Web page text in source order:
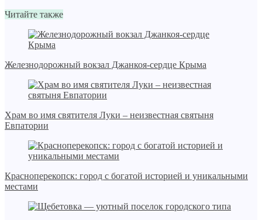
Читайте также
Железнодорожный вокзал Джанкоя-сердце Крыма
Храм во имя святителя Луки – неизвестная святыня
Евпатории
Красноперекопск: город с богатой историей и уникальными
местами